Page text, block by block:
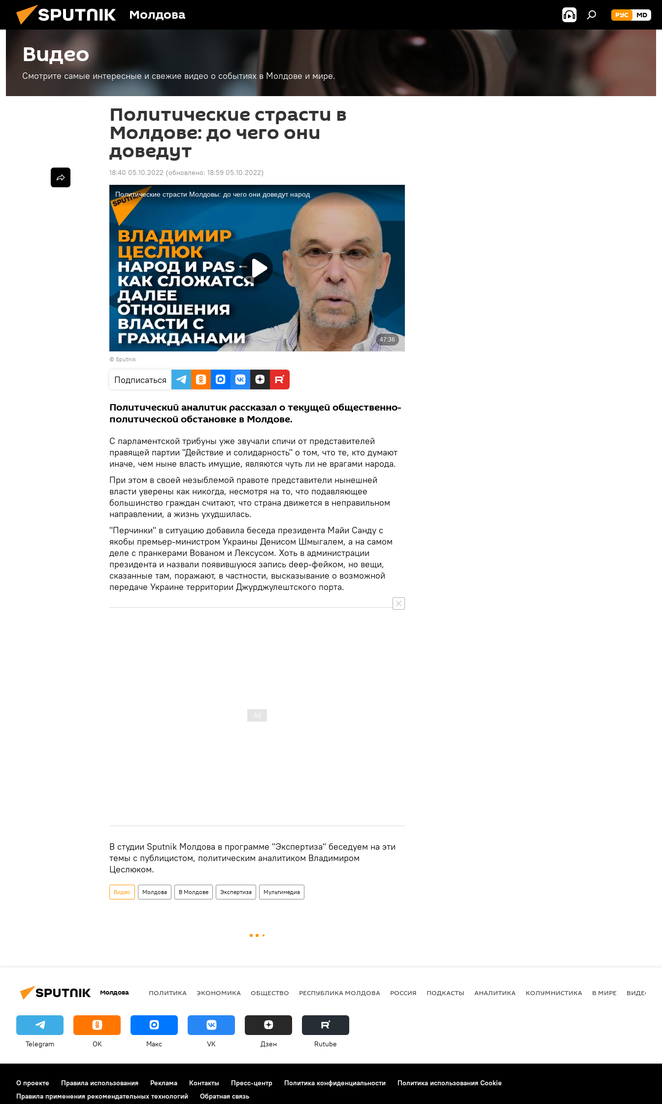
Молдова РУС MD
Видео
Смотрите самые интересные и свежие видео о событиях в Молдове и мире.
Политические страсти в
Молдове: до чего они
доведут
18:40 05.10.2022 (обновлено: 18:59 05.10.2022)
© Sputnik
Подписаться
Политический аналитик рассказал о текущей общественно-
политической обстановке в Молдове.
С парламентской трибуны уже звучали спичи от представителей
правящей партии "Действие и солидарность" о том, что те, кто думают
иначе, чем ныне власть имущие, являются чуть ли не врагами народа.
При этом в своей незыблемой правоте представители нынешней
власти уверены как никогда, несмотря на то, что подавляющее
большинство граждан считают, что страна движется в неправильном
направлении, а жизнь ухудшилась.
"Перчинки" в ситуацию добавила беседа президента Майи Санду с
якобы премьер-министром Украины Денисом Шмыгалем, а на самом
деле с пранкерами Вованом и Лексусом. Хоть в администрации
президента и назвали появившуюся запись deep-фейком, но вещи,
сказанные там, поражают, в частности, высказывание о возможной
передаче Украине территории Джурджулештского порта.
В студии Sputnik Молдова в программе "Экспертиза" беседуем на эти
темы с публицистом, политическим аналитиком Владимиром
Цеслюком.
Видео Молдова В Молдове Экспертиза Мультимедиа
Молдова ПОЛИТИКА ЭКОНОМИКА ОБЩЕСТВО РЕСПУБЛИКА МОЛДОВА РОССИЯ ПОДКАСТЫ АНАЛИТИКА КОЛУМНИСТИКА В МИРЕ ВИДЕО
Telegram OK Макс VK Дзен Rutube
О проекте Правила использования Реклама Контакты Пресс-центр Политика конфиденциальности
Политика использования Cookie
Правила применения рекомендательных технологий
Обратная связь